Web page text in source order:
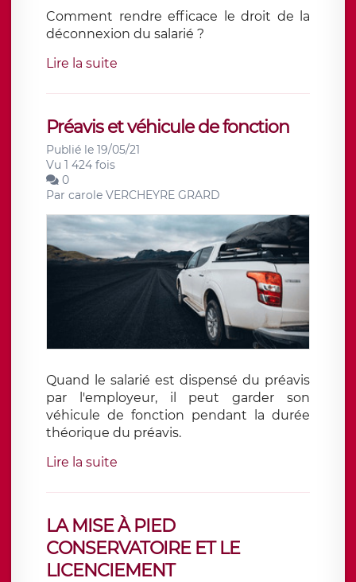
Comment rendre efficace le droit de la
déconnexion du salarié ?
Lire la suite
Préavis et véhicule de fonction
Publié le 19/05/21
Vu 1 424 fois
0
Par carole VERCHEYRE GRARD
Quand le salarié est dispensé du préavis
par l'employeur, il peut garder son
véhicule de fonction pendant la durée
théorique du préavis.
Lire la suite
LA MISE À PIED
CONSERVATOIRE ET LE
LICENCIEMENT